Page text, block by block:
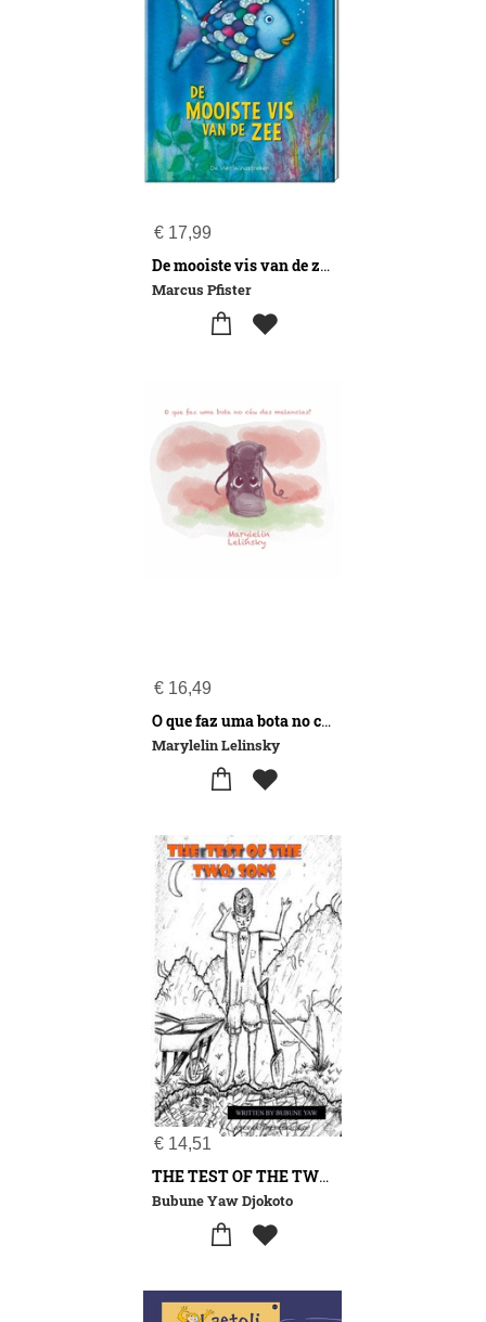
€ 17,99
De mooiste vis van de zee
Marcus Pfister
€ 16,49
O que faz uma bota no céu das melancias?
Marylelin Lelinsky
€ 14,51
THE TEST OF THE TWO SONS
Bubune Yaw Djokoto